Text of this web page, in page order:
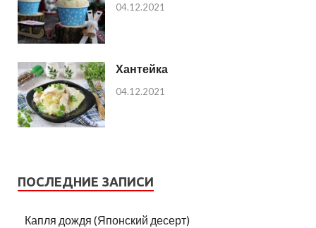
04.12.2021
Хантейка
04.12.2021
ПОСЛЕДНИЕ ЗАПИСИ
Капля дождя (Японский десерт)